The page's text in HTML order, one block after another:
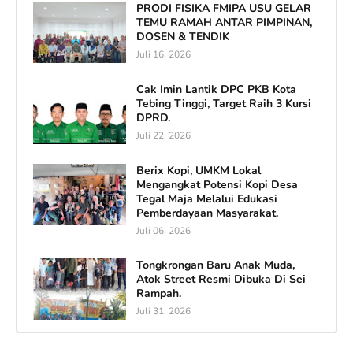
PRODI FISIKA FMIPA USU GELAR
TEMU RAMAH ANTAR PIMPINAN,
DOSEN & TENDIK
Juli 16, 2026
Cak Imin Lantik DPC PKB Kota
Tebing Tinggi, Target Raih 3 Kursi
DPRD.
Juli 22, 2026
Berix Kopi, UMKM Lokal
Mengangkat Potensi Kopi Desa
Tegal Maja Melalui Edukasi
Pemberdayaan Masyarakat.
Juli 06, 2026
Tongkrongan Baru Anak Muda,
Atok Street Resmi Dibuka Di Sei
Rampah.
Juli 31, 2026